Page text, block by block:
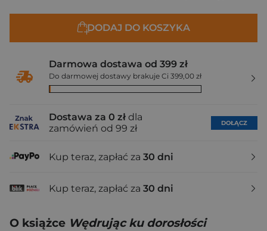
DODAJ DO KOSZYKA
Darmowa dostawa od 399 zł
Do darmowej dostawy brakuje Ci 399,00 zł
Dostawa za 0 zł dla
zamówień od 99 zł
DOŁĄCZ
Kup teraz, zapłać za 30 dni
Kup teraz, zapłać za 30 dni
O książce Wędrując ku dorosłości